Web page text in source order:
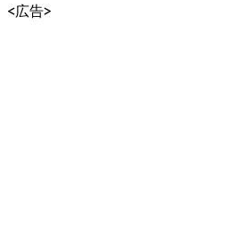
<広告>